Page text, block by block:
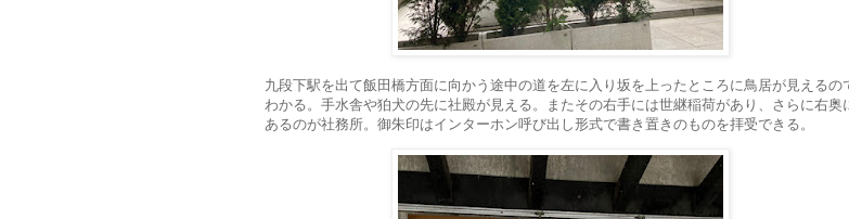
九段下駅を出て飯田橋方面に向かう途中の道を左に入り坂を上ったところに鳥居が見えるの
わかる。手水舎や狛犬の先に社殿が見える。またその右手には世継稲荷があり、さらに右奥
あるのが社務所。御朱印はインターホン呼び出し形式で書き置きのものを拝受できる。